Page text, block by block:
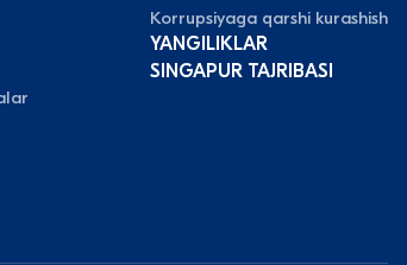
Korrupsiyaga qarshi kurashish
YANGILIKLAR
SINGAPUR TAJRIBASI